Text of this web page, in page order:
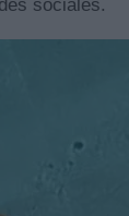
sociales.